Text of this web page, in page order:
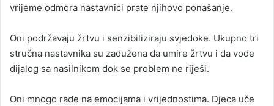
vrijeme odmora nastavnici prate njihovo ponašanje.
Oni podržavaju žrtvu i senzibiliziraju svjedoke. Ukupno tri
stručna nastavnika su zadužena da umire žrtvu i da vode
dijalog sa nasilnikom dok se problem ne riješi.
Oni mnogo rade na emocijama i vrijednostima. Djeca uče